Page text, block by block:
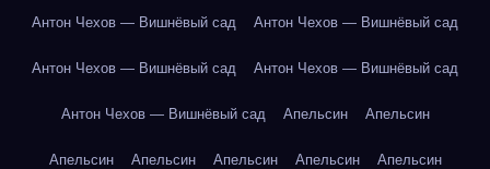
Антон Чехов — Вишнёвый сад Антон Чехов — Вишнёвый сад
Антон Чехов — Вишнёвый сад Антон Чехов — Вишнёвый сад
Антон Чехов — Вишнёвый сад Апельсин Апельсин
Апельсин Апельсин Апельсин Апельсин Апельсин